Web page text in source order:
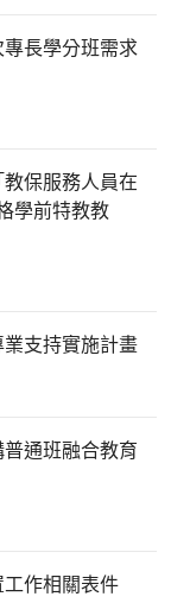
長學分班需求
保服務人員在
學前特教教
支持實施計畫
通班融合教育
工作相關表件